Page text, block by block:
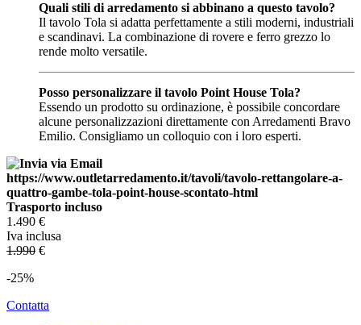
Quali stili di arredamento si abbinano a questo tavolo?
Il tavolo Tola si adatta perfettamente a stili moderni, industriali
e scandinavi. La combinazione di rovere e ferro grezzo lo
rende molto versatile.
Posso personalizzare il tavolo Point House Tola?
Essendo un prodotto su ordinazione, è possibile concordare
alcune personalizzazioni direttamente con Arredamenti Bravo
Emilio. Consigliamo un colloquio con i loro esperti.
Trasporto incluso
1.490 €
Iva inclusa
1.990 €
-25%
Contatta